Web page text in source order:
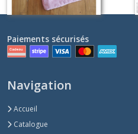
Paiements sécurisés
Navigation
Accueil
Catalogue